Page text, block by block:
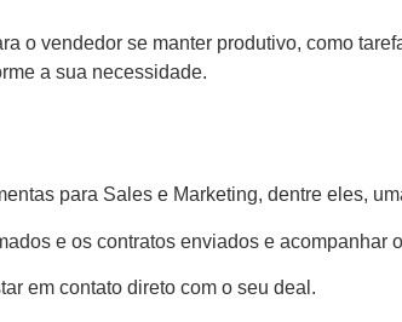
o vendedor se manter produtivo, como
a sua necessidade.
para Sales e Marketing, dentre eles,
e os contratos enviados e acompanhar
em contato direto com o seu deal.